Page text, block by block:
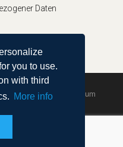
you to use.
with third
More info
Daten
| Powered by Agendum